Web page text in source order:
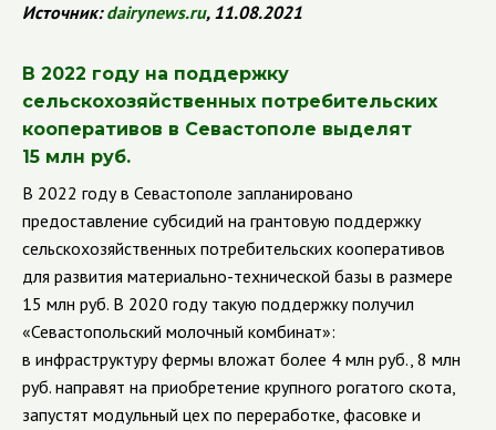
Источник:dairynews.ru, 11.08.2021
В 2022 году на поддержку
сельскохозяйственных потребительских
кооперативов в Севастополе выделят
15 млн руб.
В 2022 году в Севастополе запланировано
предоставление субсидий на грантовую поддержку
сельскохозяйственных потребительских кооперативов
для развития материально-технической базы в размере
15 млн руб. В 2020 году такую поддержку получил
«Севастопольский молочный комбинат»:
в инфраструктуру фермы вложат более 4 млн руб., 8 млн
руб. направят на приобретение крупного рогатого скота,
запустят модульный цех по переработке, фасовке и